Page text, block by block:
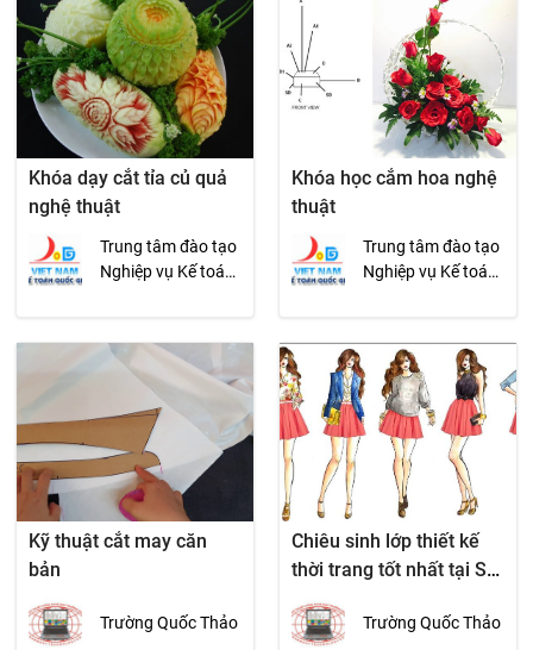
Khóa dạy cắt tỉa củ quả
nghệ thuật
Trung tâm đào tạo
Nghiệp vụ Kế toán
Khóa học cắm hoa nghệ
thuật
Trung tâm đào tạo
Nghiệp vụ Kế toán
Kỹ thuật cắt may căn
bản
Trường Quốc Thảo
Chiêu sinh lớp thiết kế
thời trang tốt nhất tại Sài
Gòn
Trường Quốc Thảo